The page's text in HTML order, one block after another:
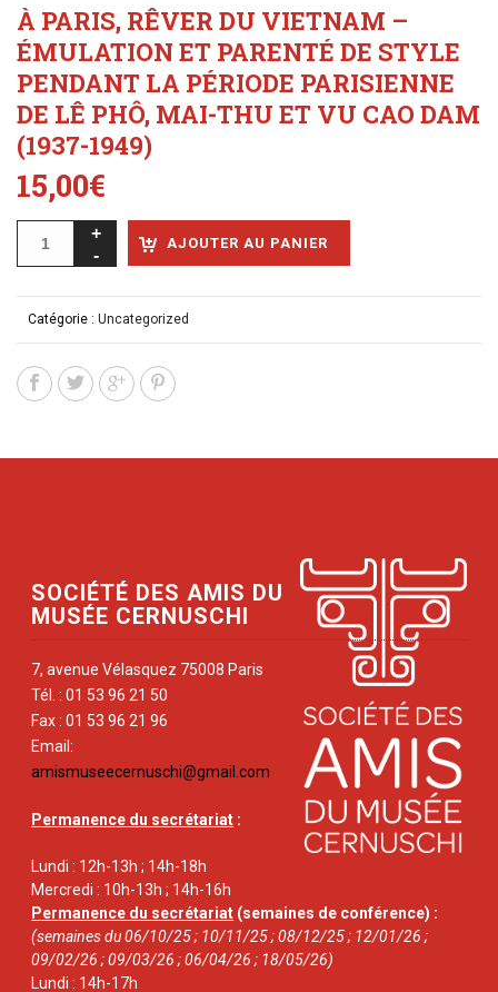
À PARIS, RÊVER DU VIETNAM –
ÉMULATION ET PARENTÉ DE STYLE
PENDANT LA PÉRIODE PARISIENNE
DE LÊ PHÔ, MAI-THU ET VU CAO DAM
(1937-1949)
15,00€
AJOUTER AU PANIER
Catégorie : Uncategorized
SOCIÉTÉ DES AMIS DU
MUSÉE CERNUSCHI
7, avenue Vélasquez 75008 Paris
Tél. : 01 53 96 21 50
Fax : 01 53 96 21 96
Email:
amismuseecernuschi@gmail.com
Permanence du secrétariat :
Lundi : 12h-13h ; 14h-18h
Mercredi : 10h-13h ; 14h-16h
Permanence du secrétariat (semaines de conférence) :
(semaines du 06/10/25 ; 10/11/25 ; 08/12/25 ; 12/01/26 ;
09/02/26 ; 09/03/26 ; 06/04/26 ; 18/05/26)
Lundi : 14h-17h